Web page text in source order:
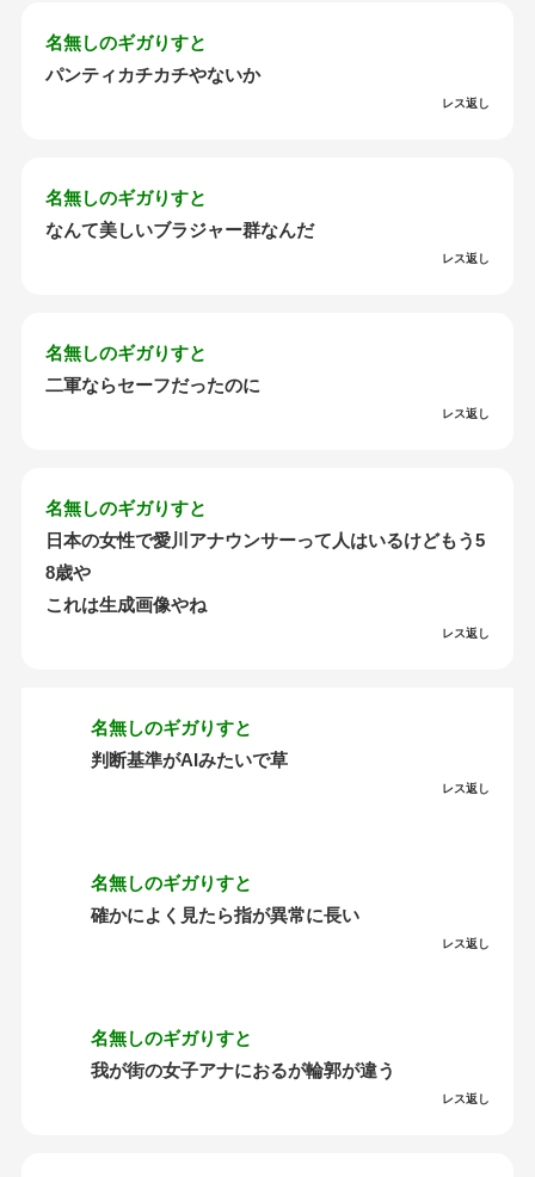
名無しのギガりすと
パンティカチカチやないか
レス返し
名無しのギガりすと
なんて美しいブラジャー群なんだ
レス返し
名無しのギガりすと
二軍ならセーフだったのに
レス返し
名無しのギガりすと
日本の女性で愛川アナウンサーって人はいるけどもう5
8歳や
これは生成画像やね
レス返し
名無しのギガりすと
判断基準がAIみたいで草
レス返し
名無しのギガりすと
確かによく見たら指が異常に長い
レス返し
名無しのギガりすと
我が街の女子アナにおるが輪郭が違う
レス返し